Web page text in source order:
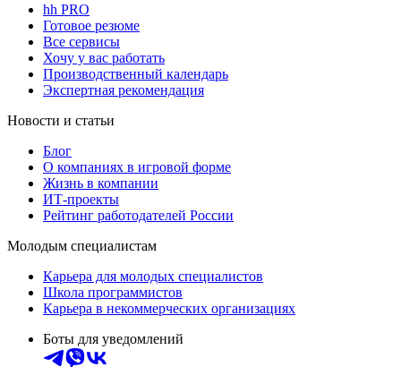
hh PRO
Готовое резюме
Все сервисы
Хочу у вас работать
Производственный календарь
Экспертная рекомендация
Новости и статьи
Блог
О компаниях в игровой форме
Жизнь в компании
ИТ-проекты
Рейтинг работодателей России
Молодым специалистам
Карьера для молодых специалистов
Школа программистов
Карьера в некоммерческих организациях
Боты для уведомлений